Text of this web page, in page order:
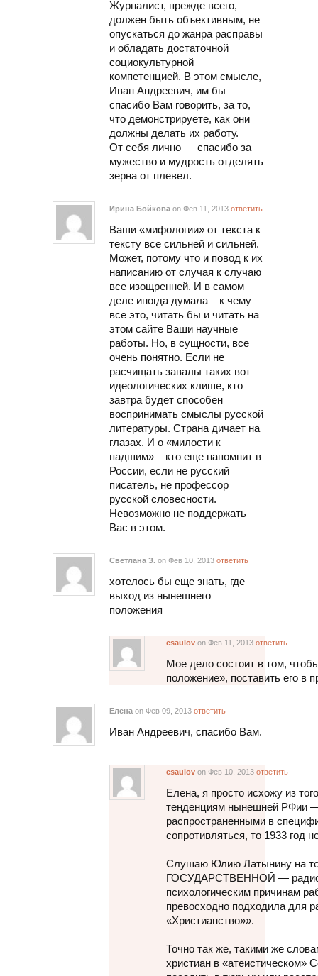
Журналист, прежде всего,
должен быть объективным, не
опускаться до жанра расправы
и обладать достаточной
социокультурной
компетенцией. В этом смысле,
Иван Андреевич, им бы
спасибо Вам говорить, за то,
что демонстрируете, как они
должны делать их работу.
От себя лично — спасибо за
мужество и мудрость отделять
зерна от плевел.
Ирина Бойкова on Фев 11, 2013 ответить
Ваши «мифологии» от текста к
тексту все сильней и сильней.
Может, потому что и повод к их
написанию от случая к случаю
все изощренней. И в самом
деле иногда думала – к чему
все это, читать бы и читать на
этом сайте Ваши научные
работы. Но, в сущности, все
очень понятно. Если не
расчищать завалы таких вот
идеологических клише, кто
завтра будет способен
воспринимать смыслы русской
литературы. Страна дичает на
глазах. И о «милости к
падшим» – кто еще напомнит в
России, если не русский
писатель, не профессор
русской словесности.
Невозможно не поддержать
Вас в этом.
Светлана З. on Фев 10, 2013 ответить
хотелось бы еще знать, где
выход из нынешнего
положения
esaulov on Фев 11, 2013 ответить
Мое дело состоит в том,
положение», поставить его в
Елена on Фев 09, 2013 ответить
Иван Андреевич, спасибо Вам.
esaulov on Фев 10, 2013 ответить
Елена, я просто исхожу из
тенденциям нынешней РФии
распространенными в
сопротивляться, то 1933 год
Слушаю Юлию Латынину на
ГОСУДАРСТВЕННОЙ —
психологическим причинам
превосходно подходила для
«Христианство»».
Точно так же, такими же
христиан в «атеистическом»